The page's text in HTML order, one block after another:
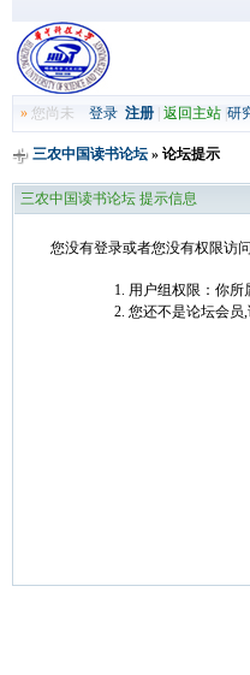
»您尚未 登录 注册| 返回主站| 研
三农中国读书论坛» 论坛提示
三农中国读书论坛 提示信息
您没有登录或者您没有权限访
用户组权限：你所
您还不是论坛会员